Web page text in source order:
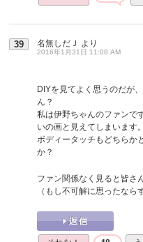
39 名無しだＪ より
2016年1月31日 11:08 AM
DIYを見てよく思うのだが
ん？
私は伊野ちゃんのファンで
いの画と見えてしまいます
ボディータッチもどちらか
か？
ファン関係なく見ると皆さ
（もし不可解に思ったなら